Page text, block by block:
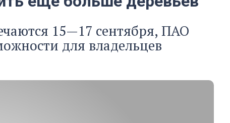
15—17 сентября, ПАО
для владельцев